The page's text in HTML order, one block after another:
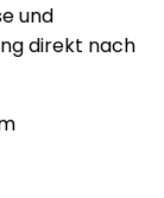
und
direkt nach